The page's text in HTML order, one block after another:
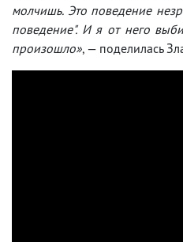
молчишь. Это поведение
поведение". И я от него
произошло», — поделилась